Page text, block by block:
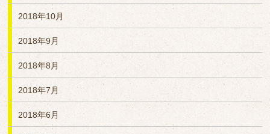
2018年10月
2018年9月
2018年8月
2018年7月
2018年6月